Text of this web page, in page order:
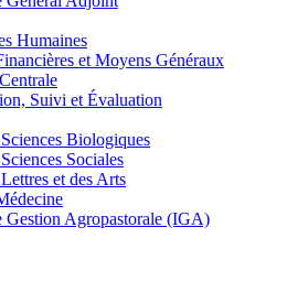
Humaines
et Moyens Généraux
Suivi et Évaluation
Biologiques
Sociales
et des Arts
Gestion Agropastorale (IGA)